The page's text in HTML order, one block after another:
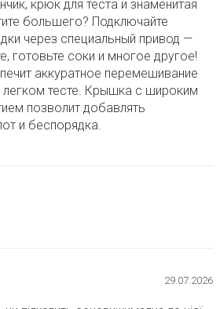
крюк для теста и знаменитая
большего? Подключайте
через специальный привод —
готовьте соки и многое другое!
аккуратное перемешивание
легком тесте. Крышка с широким
позволит добавлять
и беспорядка.
29.07.2026